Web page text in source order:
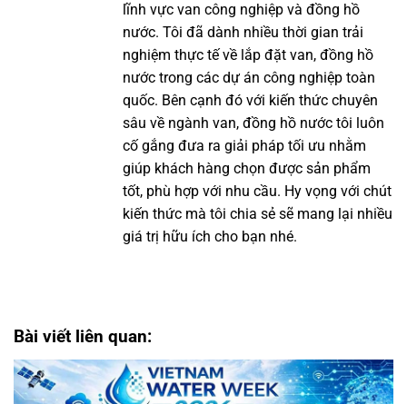
lĩnh vực van công nghiệp và đồng hồ
nước. Tôi đã dành nhiều thời gian trải
nghiệm thực tế về lắp đặt van, đồng hồ
nước trong các dự án công nghiệp toàn
quốc. Bên cạnh đó với kiến thức chuyên
sâu về ngành van, đồng hồ nước tôi luôn
cố gắng đưa ra giải pháp tối ưu nhằm
giúp khách hàng chọn được sản phẩm
tốt, phù hợp với nhu cầu. Hy vọng với chút
kiến thức mà tôi chia sẻ sẽ mang lại nhiều
giá trị hữu ích cho bạn nhé.
Bài viết liên quan: